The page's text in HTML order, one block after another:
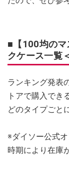
■【100均のマ
クケース一覧
ランキング発表
トアで購入でき
どのタイプごと
※ダイソー公式
時期により在庫